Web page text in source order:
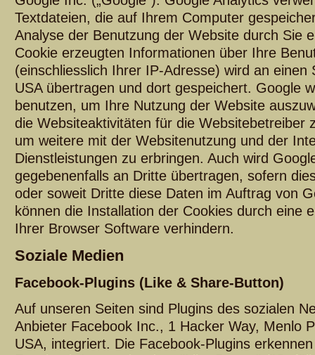
Textdateien, die auf Ihrem Computer
Analyse der Benutzung der Website durch Sie
Cookie erzeugten Informationen über Ihre
(einschliesslich Ihrer IP-Adresse) wird an einen
USA übertragen und dort gespeichert. Google
benutzen, um Ihre Nutzung der Website
die Websiteaktivitäten für die Websitebetreiber
um weitere mit der Websitenutzung und der
Dienstleistungen zu erbringen. Auch wird
gegebenenfalls an Dritte übertragen, sofern
oder soweit Dritte diese Daten im Auftrag von
können die Installation der Cookies durch eine
Ihrer Browser Software verhindern.
Soziale Medien
Facebook-Plugins (Like & Share-Button)
Auf unseren Seiten sind Plugins des sozialen
Anbieter Facebook Inc., 1 Hacker Way, Menlo
USA, integriert. Die Facebook-Plugins